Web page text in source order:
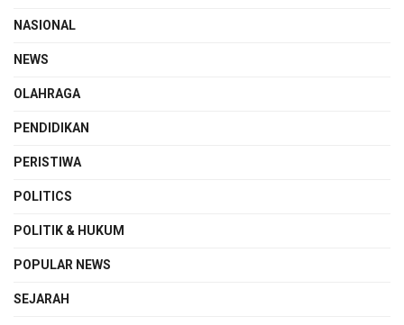
NASIONAL
NEWS
OLAHRAGA
PENDIDIKAN
PERISTIWA
POLITICS
POLITIK & HUKUM
POPULAR NEWS
SEJARAH